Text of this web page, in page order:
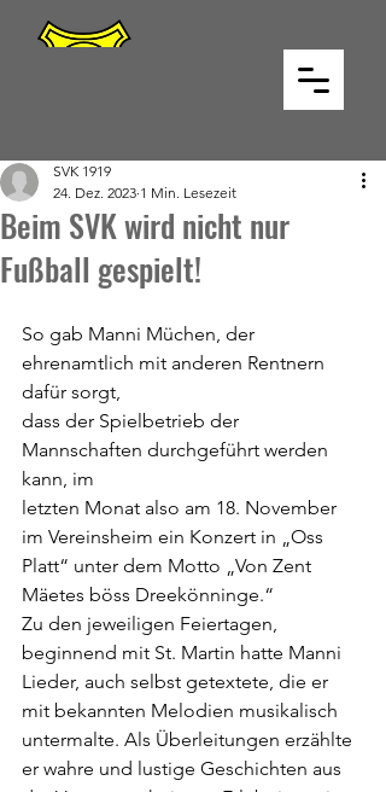
Beim SVK wird nicht nur
Fußball gespielt!
SVK 1919
24. Dez. 2023 1 Min. Lesezeit
So gab Manni Müchen, der
ehrenamtlich mit anderen Rentnern
dafür sorgt,
dass der Spielbetrieb der
Mannschaften durchgeführt werden
kann, im
letzten Monat also am 18. November
im Vereinsheim ein Konzert in „Oss
Platt“ unter dem Motto „Von Zent
Mäetes böss Dreekönninge.“
Zu den jeweiligen Feiertagen,
beginnend mit St. Martin hatte Manni
Lieder, auch selbst getextete, die er
mit bekannten Melodien musikalisch
untermalte. Als Überleitungen erzählte
er wahre und lustige Geschichten aus